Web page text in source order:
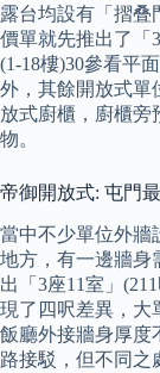
露台均設有「摺叠
價單就先推出了「
(1-18樓)30參看平
外，其餘開放式單
放式廚櫃，廚櫃旁
物。
帝御開放式: 屯門
當中不少單位外牆
地方，有一邊牆身
出「3座11室」
現了四呎差異，大
飯廳外接牆身厚度
路接駁，但不同之